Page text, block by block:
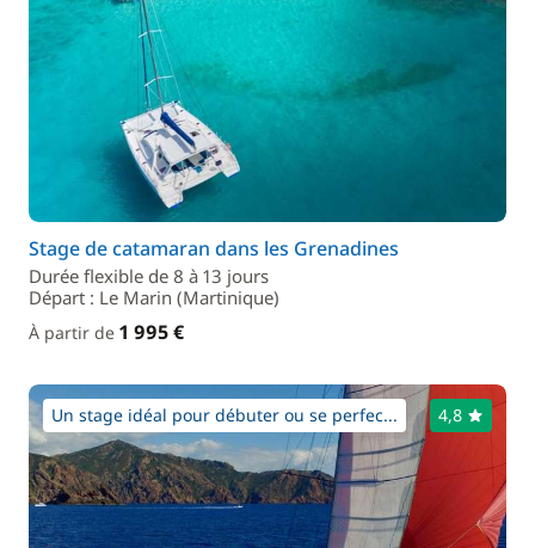
Stage de catamaran dans les Grenadines
Durée flexible de 8 à 13 jours
Départ : Le Marin (Martinique)
À partir de 1 995 €
Un stage idéal pour débuter ou se perfec... 4,8